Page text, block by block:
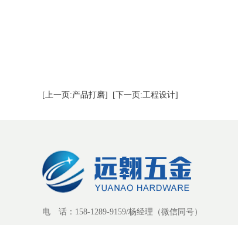
[上一页:产品打磨]
[下一页:工程设计]
电 话：158-1289-9159/杨经理（微信同号）